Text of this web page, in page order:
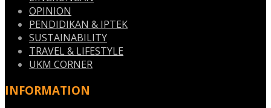
OPINION
PENDIDIKAN & IPTEK
SUSTAINABILITY
TRAVEL & LIFESTYLE
UKM CORNER
INFORMATION